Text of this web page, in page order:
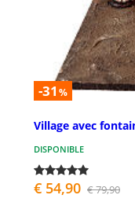
-31 %
Village avec
DISPONIBLE
€ 54,90 € 79,90